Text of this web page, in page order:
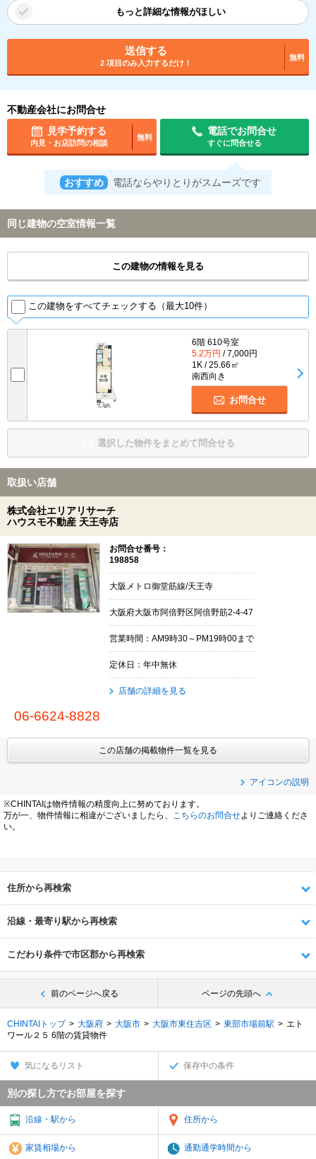
もっと詳細な情報がほしい
送信する
2 項目のみ入力するだけ！
無料
不動産会社にお問合せ
見学予約する
内見・お店訪問の相談
無料
電話でお問合せ
すぐに問合せる
おすすめ 電話ならやりとりがスムーズです
同じ建物の空室情報一覧
この建物の情報を見る
この建物をすべてチェックする（最大10件）
6階 610号室
5.2万円 / 7,000円
1K / 25.66㎡
南西向き
お問合せ
選択した物件をまとめて問合せる
取扱い店舗
株式会社エリアリサーチ
ハウスモ不動産 天王寺店
お問合せ番号：
198858
大阪メトロ御堂筋線/天王寺
大阪府大阪市阿倍野区阿倍野筋2-4-47
営業時間：AM9時30～PM19時00まで
定休日：年中無休
店舗の詳細を見る
06-6624-8828
この店舗の掲載物件一覧を見る
アイコンの説明
※CHINTAIは物件情報の精度向上に努めております。
万が一、物件情報に相違がございましたら、
こちらのお問合せよりご連絡くださ
い。
住所から再検索
沿線・最寄り駅から再検索
こだわり条件で市区郡から再検索
前のページへ戻る ページの先頭へ
CHINTAIトップ 大阪府 大阪市 大阪市東住吉区 東部市場前駅
エト
ワール２５ 6階の賃貸物件
気になるリスト 保存中の条件
別の探し方でお部屋を探す
沿線・駅から 住所から
家賃相場から 通勤通学時間から